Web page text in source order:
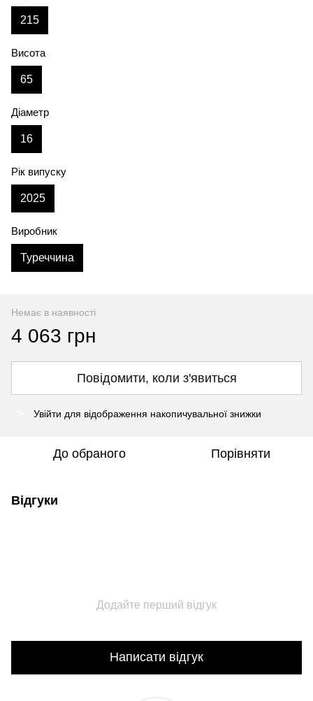
215
Висота
65
Діаметр
16
Рік випуску
2025
Виробник
Туреччина
Немає в наявності
4 063 грн
Повідомити, коли з'явиться
Увійти для відображення накопичувальної знижки
До обраного Порівняти
Відгуки
Додайте перший відгук
Написати відгук